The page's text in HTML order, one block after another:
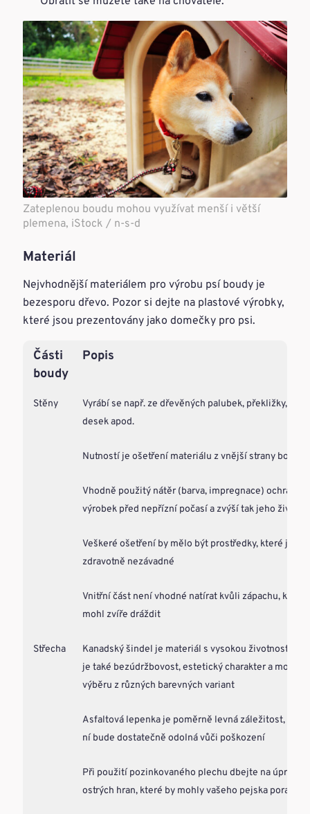
Zateplenou boudu mohou využívat menší i větší
plemena, iStock / n-s-d
Materiál
Nejvhodnější materiálem pro výrobu psí boudy je
bezesporu dřevo. Pozor si dejte na plastové výrobky,
které jsou prezentovány jako domečky pro psi.
Části
boudy
Popis
Stěny
Vyrábí se např. ze dřevěných palubek, překližky, OSB
desek apod.
Nutností je ošetření materiálu z vnější strany boudy
Vhodně použitý nátěr (barva, impregnace) ochrání
výrobek před nepřízní počasí a zvýší tak jeho
Veškeré ošetření by mělo být prostředky, které jsou
zdravotně nezávadné
Vnitřní část není vhodné natírat kvůli zápachu, který
mohl zvíře dráždit
Střecha
Kanadský šindel je materiál s vysokou životností,
je také bezúdržbovost, estetický charakter a
výběru z různých barevných variant
Asfaltová lepenka je poměrně levná záležitost,
ní bude dostatečně odolná vůči poškození
Při použití pozinkovaného plechu dbejte na úpravu
ostrých hran, které by mohly vašeho pejska poranit